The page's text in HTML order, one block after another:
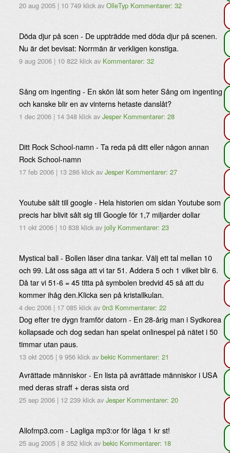
20 aug 2005 | 10 749 klick av OlleTyp Kommentarer: 32
Döda djur på scen - De uppträdde med döda djur på scenen.
Nu är det bevisat: Norrmän är verkligen konstiga.
9 aug 2006 | 10 822 klickav Kommentarer: 32
Sång om ingenting - En skön låt som heter Sång om ingenting
och kanske blir en av vinterns hetaste danslåt?
1 dec 2006 | 14 348 klick av Jesper Kommentarer: 28
Ditt Rock School-namn - Ta reda på ditt eller någon annan
Rock School-namn
17 feb 2006 | 13 286 klickav Jesper Kommentarer: 27
Youtube sålt till google - Hela historien om sidan Youtube som
precis har blivit sålt sig till Google för 1,7 miljarder dollar
11 okt 2006 | 10 838 klickav jolly Kommentarer: 23
Mystical ball - Bollen läser dina tankar. Välj ett tal mellan 10
och 99. Låt oss säga att vi tar 51. Addera 5 och 1 vilket blir 6.
Då tar vi 51-6 = 45 titta på symbolen bredvid 45 så att du
kommer ihåg den.Klicka sen på kristallkulan.
4 dec 2006 | 17 085 klickav 0n3 Kommentarer: 22
Dog efter tre dygn framför datorn - En 28-årig man i Sydkorea
kollapsade och dog sedan han spelat onlinespel på nätet i 50
timmar utan paus.
13 okt 2005 | 9 956 klickav bekic Kommentarer: 21
Avrättade människor - En lista på avrättade människor i USA
med deras straff + deras sista ord
25 sep 2006 | 12 239 klickav Jesper Kommentarer: 20
Allofmp3.com - Lagliga mp3:or för låga 1 kr st!
25 aug 2005 | 8 352 klickav bekic Kommentarer: 18